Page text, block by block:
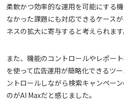
柔軟かつ効率的な運用を可能にする
なかった課題にも対応できるケース
ネスの拡大に寄与すると考えられます
また、機能のコントロールやレポー
を使って広告運用が簡略化できるツ
ントロールしながら検索キャンペー
のがAI Maxだと感じました。